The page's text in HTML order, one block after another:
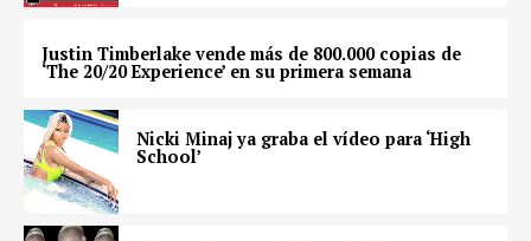
Justin Timberlake vende más de 800.000 copias de
‘The 20/20 Experience’ en su primera semana
Nicki Minaj ya graba el vídeo para ‘High
School’